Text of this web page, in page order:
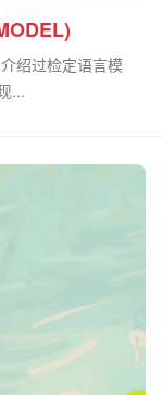
绍过检定语言模
...